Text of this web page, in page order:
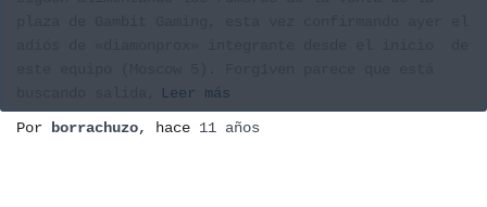
Leer más
Por
borrachuzo, hace 11 años